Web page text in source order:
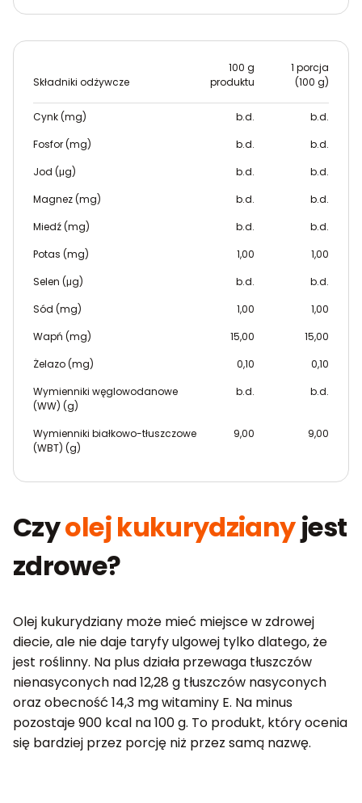
Składniki odżywcze
100 g
produktu
1 porcja
(100 g)
Cynk (mg) b.d.
b.d.
Fosfor (mg)
b.d.
b.d.
Jod (μg)
b.d.
b.d.
Magnez (mg)
b.d.
b.d.
Miedź (mg)
b.d.
b.d.
Potas (mg)
1,00
1,00
Selen (μg)
b.d.
b.d.
Sód (mg)
1,00
1,00
Wapń (mg)
15,00
15,00
Żelazo (mg)
0,10
0,10
Wymienniki węglowodanowe
(WW) (g)
b.d. b.d.
Wymienniki białkowo-tłuszczowe
(WBT) (g)
9,00 9,00
Czyolej kukurydzianyjest
zdrowe?
Olej kukurydziany może mieć miejsce w zdrowej
diecie, ale nie daje taryfy ulgowej tylko dlatego, że
jest roślinny. Na plus działa przewaga tłuszczów
nienasyconych nad 12,28 g tłuszczów nasyconych
oraz obecność 14,3 mg witaminy E. Na minus
pozostaje 900 kcal na 100 g. To produkt, który ocenia
się bardziej przez porcję niż przez samą nazwę.